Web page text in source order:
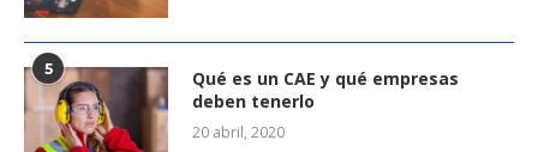
5
Qué es un CAE y qué empresas
deben tenerlo
20 abril, 2020